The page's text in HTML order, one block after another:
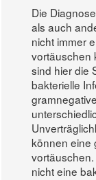
Die
als auch
nicht immer
vortäuschen
sind hier die
bakterielle
können eine
nicht eine